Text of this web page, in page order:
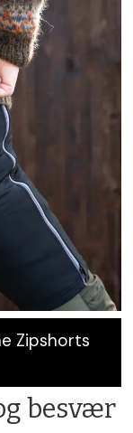
Zipshorts
besvær